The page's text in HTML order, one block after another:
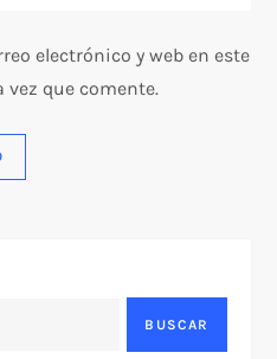
electrónico y web en este
vez que comente.
BUSCAR